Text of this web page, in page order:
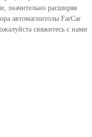
значительно расширяя
автомагнитолы FarCar
свяжитесь с нами